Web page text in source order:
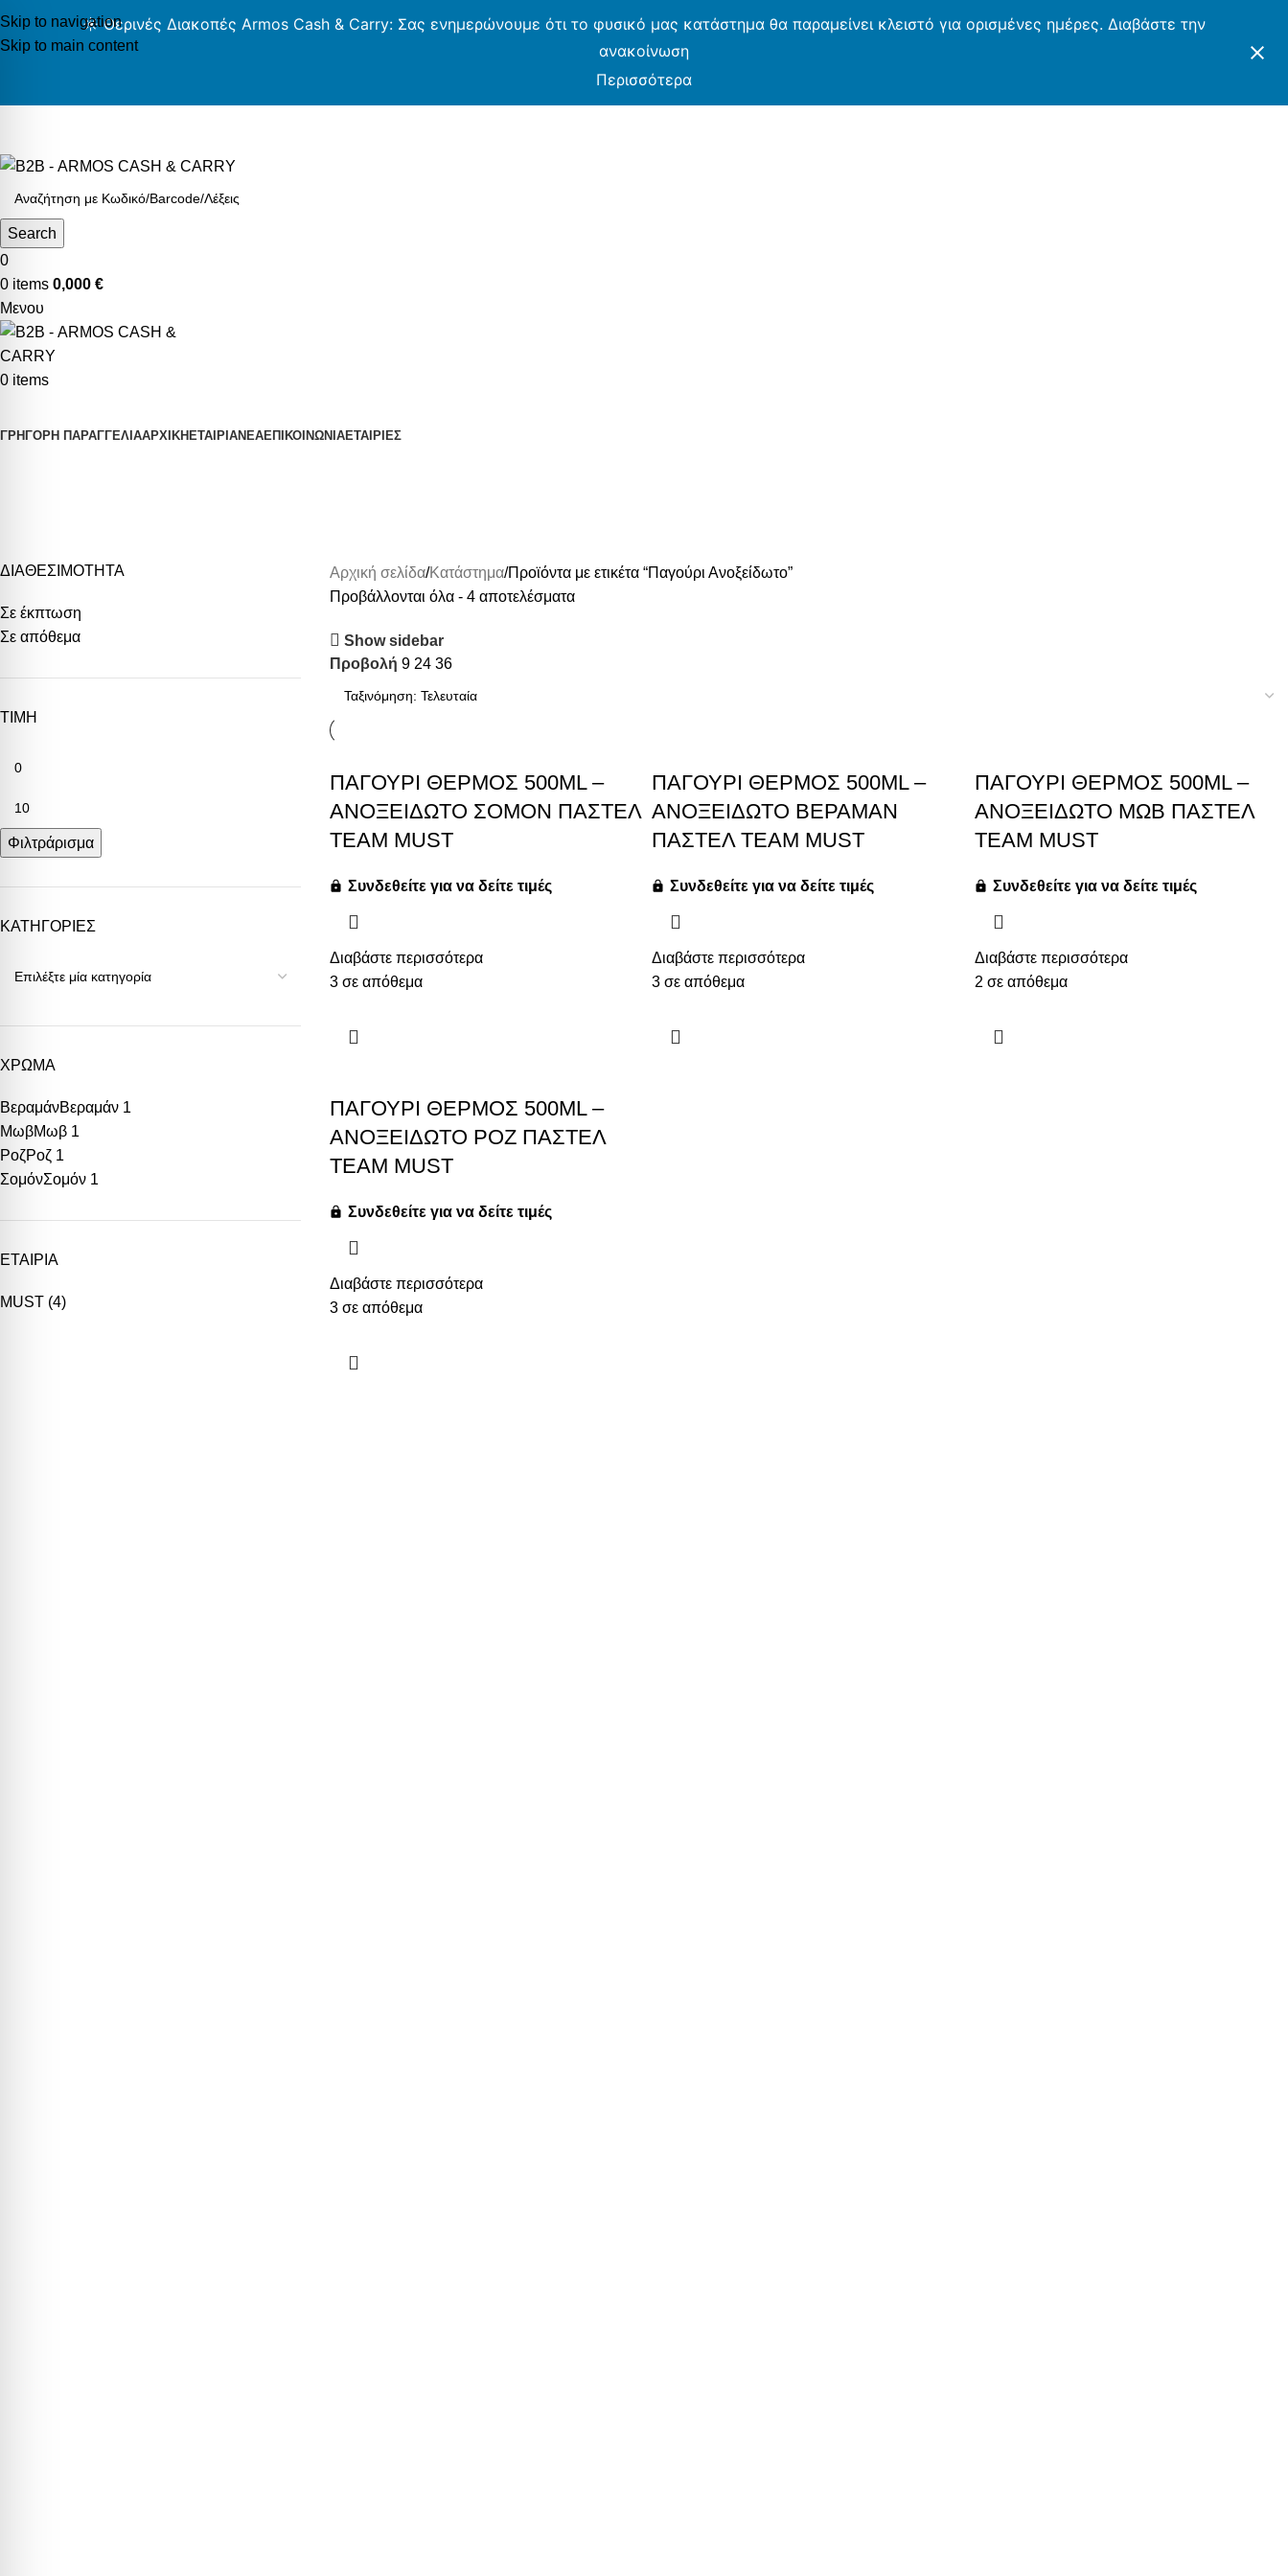
Skip to navigation
Skip to main content
☀️ Θερινές Διακοπές Armos Cash & Carry: Σας ενημερώνουμε ότι το φυσικό μας κατάστημα θα παραμείνει κλειστό για ορισμένες ημέρες. Διαβάστε την
ανακοίνωση
Περισσότερα
Search
0
0 items 0,000 €
Μενου
0 items
ΓΡΗΓΟΡΗ ΠΑΡΑΓΓΕΛΙΑΑΡΧΙΚΗ ΕΤΑΙΡΙΑΝΕΑΕΠΙΚΟΙΝΩΝΙΑΕΤΑΙΡΙΕΣ
ΔΙΑΘΕΣΙΜΟΤΗΤΑ
Σε έκπτωση
Σε απόθεμα
ΤΙΜΗ
Φιλτράρισμα
ΚΑΤΗΓΟΡΙΕΣ
ΧΡΩΜΑ
ΒεραμάνΒεραμάν 1
ΜωβΜωβ 1
ΡοζΡοζ 1
ΣομόνΣομόν 1
ΕΤΑΙΡΙΑ
MUST (4)
Αρχική σελίδα Κατάστημα Προϊόντα με ετικέτα “Παγούρι Ανοξείδωτο”
Προβάλλονται όλα - 4 αποτελέσματα
Show sidebar
Προβολή 9 24 36
ΠΑΓΟΥΡΙ ΘΕΡΜΟΣ 500ML –
ΑΝΟΞΕΙΔΩΤΟ ΣΟΜΟΝ ΠΑΣΤΕΛ
TEAM MUST
Συνδεθείτε για να δείτε τιμές
Διαβάστε περισσότερα
3 σε απόθεμα
ΠΑΓΟΥΡΙ ΘΕΡΜΟΣ 500ML –
ΑΝΟΞΕΙΔΩΤΟ ΒΕΡΑΜΑΝ
ΠΑΣΤΕΛ TEAM MUST
Συνδεθείτε για να δείτε τιμές
Διαβάστε περισσότερα
3 σε απόθεμα
ΠΑΓΟΥΡΙ ΘΕΡΜΟΣ 500ML –
ΑΝΟΞΕΙΔΩΤΟ ΜΩΒ ΠΑΣΤΕΛ
TEAM MUST
Συνδεθείτε για να δείτε τιμές
Διαβάστε περισσότερα
2 σε απόθεμα
ΠΑΓΟΥΡΙ ΘΕΡΜΟΣ 500ML –
ΑΝΟΞΕΙΔΩΤΟ ΡΟΖ ΠΑΣΤΕΛ
TEAM MUST
Συνδεθείτε για να δείτε τιμές
Διαβάστε περισσότερα
3 σε απόθεμα